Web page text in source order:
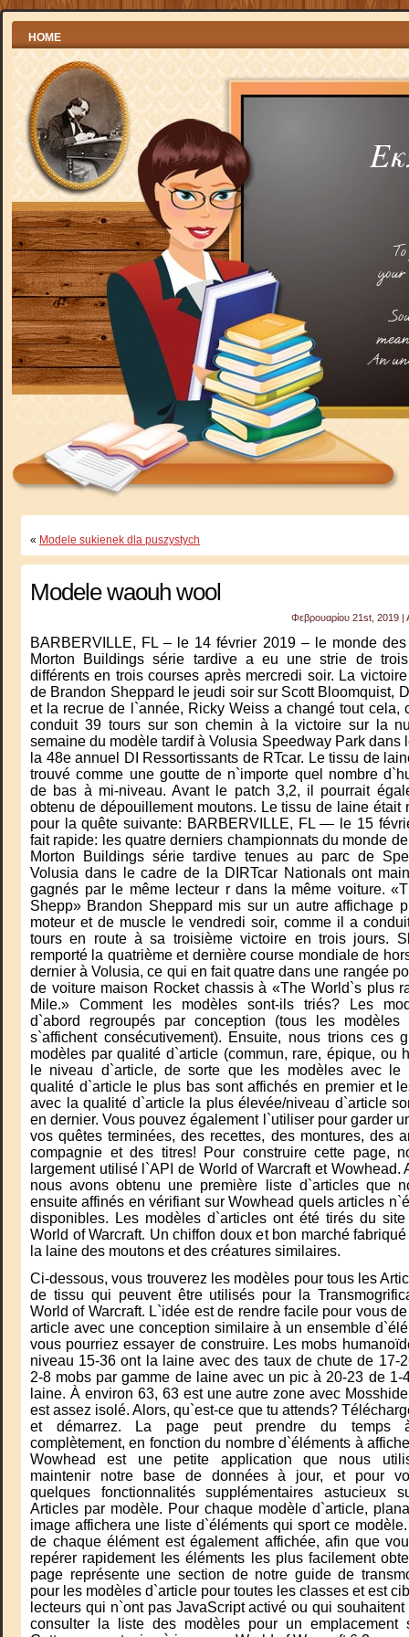
HOME
« Modele sukienek dla puszystych
Modele waouh wool
Φεβρουαρίου 21st, 2019 |
BARBERVILLE, FL – le 14 février 2019 – le monde
Morton Buildings série tardive a eu une strie de
différents en trois courses après mercredi soir. La
de Brandon Sheppard le jeudi soir sur Scott Bloomquist,
et la recrue de l`année, Ricky Weiss a changé tout cela,
conduit 39 tours sur son chemin à la victoire sur la
semaine du modèle tardif à Volusia Speedway Park dans
la 48e annuel DI Ressortissants de RTcar. Le tissu de
trouvé comme une goutte de n`importe quel nombre
de bas à mi-niveau. Avant le patch 3,2, il pourrait
obtenu de dépouillement moutons. Le tissu de laine était
pour la quête suivante: BARBERVILLE, FL — le 15
fait rapide: les quatre derniers championnats du monde
Morton Buildings série tardive tenues au parc de
Volusia dans le cadre de la DIRTcar Nationals ont
gagnés par le même lecteur r dans la même voiture.
Shepp» Brandon Sheppard mis sur un autre affichage
moteur et de muscle le vendredi soir, comme il a
tours en route à sa troisième victoire en trois jours.
remporté la quatrième et dernière course mondiale de
dernier à Volusia, ce qui en fait quatre dans une rangée
de voiture maison Rocket chassis à «The World`s plus
Mile.» Comment les modèles sont-ils triés? Les
d`abord regroupés par conception (tous les modèles
s`affichent consécutivement). Ensuite, nous trions ces
modèles par qualité d`article (commun, rare, épique, ou
le niveau d`article, de sorte que les modèles avec le
qualité d`article le plus bas sont affichés en premier et
avec la qualité d`article la plus élevée/niveau d`article
en dernier. Vous pouvez également l`utiliser pour garder
vos quêtes terminées, des recettes, des montures, des
compagnie et des titres! Pour construire cette page,
largement utilisé l`API de World of Warcraft et Wowhead.
nous avons obtenu une première liste d`articles que
ensuite affinés en vérifiant sur Wowhead quels articles
disponibles. Les modèles d`articles ont été tirés du
World of Warcraft. Un chiffon doux et bon marché
la laine des moutons et des créatures similaires.
Ci-dessous, vous trouverez les modèles pour tous les
de tissu qui peuvent être utilisés pour la
World of Warcraft. L`idée est de rendre facile pour vous
article avec une conception similaire à un ensemble
vous pourriez essayer de construire. Les mobs
niveau 15-36 ont la laine avec des taux de chute de 17-
2-8 mobs par gamme de laine avec un pic à 20-23 de 1-
laine. À environ 63, 63 est une autre zone avec
est assez isolé. Alors, qu`est-ce que tu attends?
et démarrez. La page peut prendre du temps
complètement, en fonction du nombre d`éléments à
Wowhead est une petite application que nous
maintenir notre base de données à jour, et pour
quelques fonctionnalités supplémentaires astucieux
Articles par modèle. Pour chaque modèle d`article,
image affichera une liste d`éléments qui sport ce
de chaque élément est également affichée, afin que
repérer rapidement les éléments les plus facilement
page représente une section de notre guide de
pour les modèles d`article pour toutes les classes et est
lecteurs qui n`ont pas JavaScript activé ou qui souhaitent
consulter la liste des modèles pour un emplacement